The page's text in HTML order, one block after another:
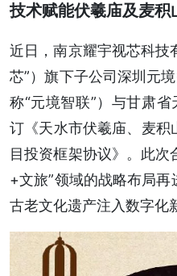
技术赋能伏羲庙及麦积
近日，南京耀宇视芯科技
芯”）旗下子公司深圳元
称“元境智联”）与甘肃
订《天水市伏羲庙、麦积
目投资框架协议》。此次
+文旅”领域的战略布局
古老文化遗产注入数字化